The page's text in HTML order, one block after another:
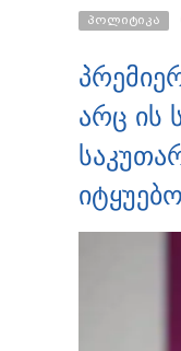
პოლიტიკა
არც ის